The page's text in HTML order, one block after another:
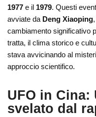
1977 e il 1979. Questi
avviate da Deng Xiaoping
cambiamento significativo
tratta, il clima storico e
stava avvicinando al
approccio scientifico.
UFO in Cina:
svelato dal